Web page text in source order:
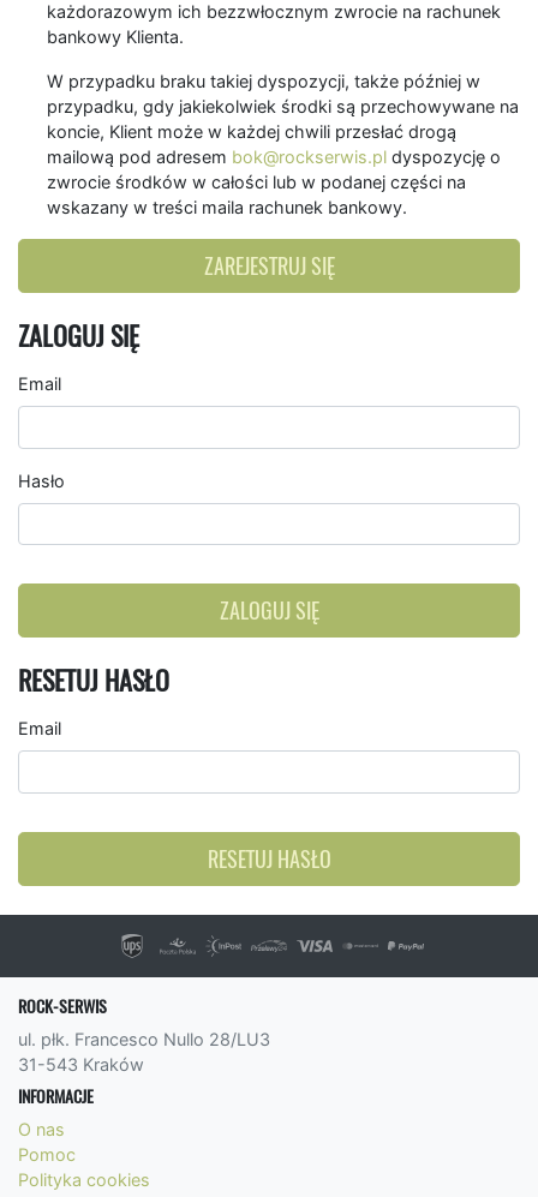
każdorazowym ich bezzwłocznym zwrocie na rachunek
bankowy Klienta.
W przypadku braku takiej dyspozycji, także później w
przypadku, gdy jakiekolwiek środki są przechowywane na
koncie, Klient może w każdej chwili przesłać drogą
mailową pod adresem bok@rockserwis.pl dyspozycję o
zwrocie środków w całości lub w podanej części na
wskazany w treści maila rachunek bankowy.
ZAREJESTRUJ SIĘ
ZALOGUJ SIĘ
Email
Hasło
ZALOGUJ SIĘ
RESETUJ HASŁO
Email
RESETUJ HASŁO
ROCK-SERWIS
ul. płk. Francesco Nullo 28/LU3
31-543 Kraków
INFORMACJE
O nas
Pomoc
Polityka cookies